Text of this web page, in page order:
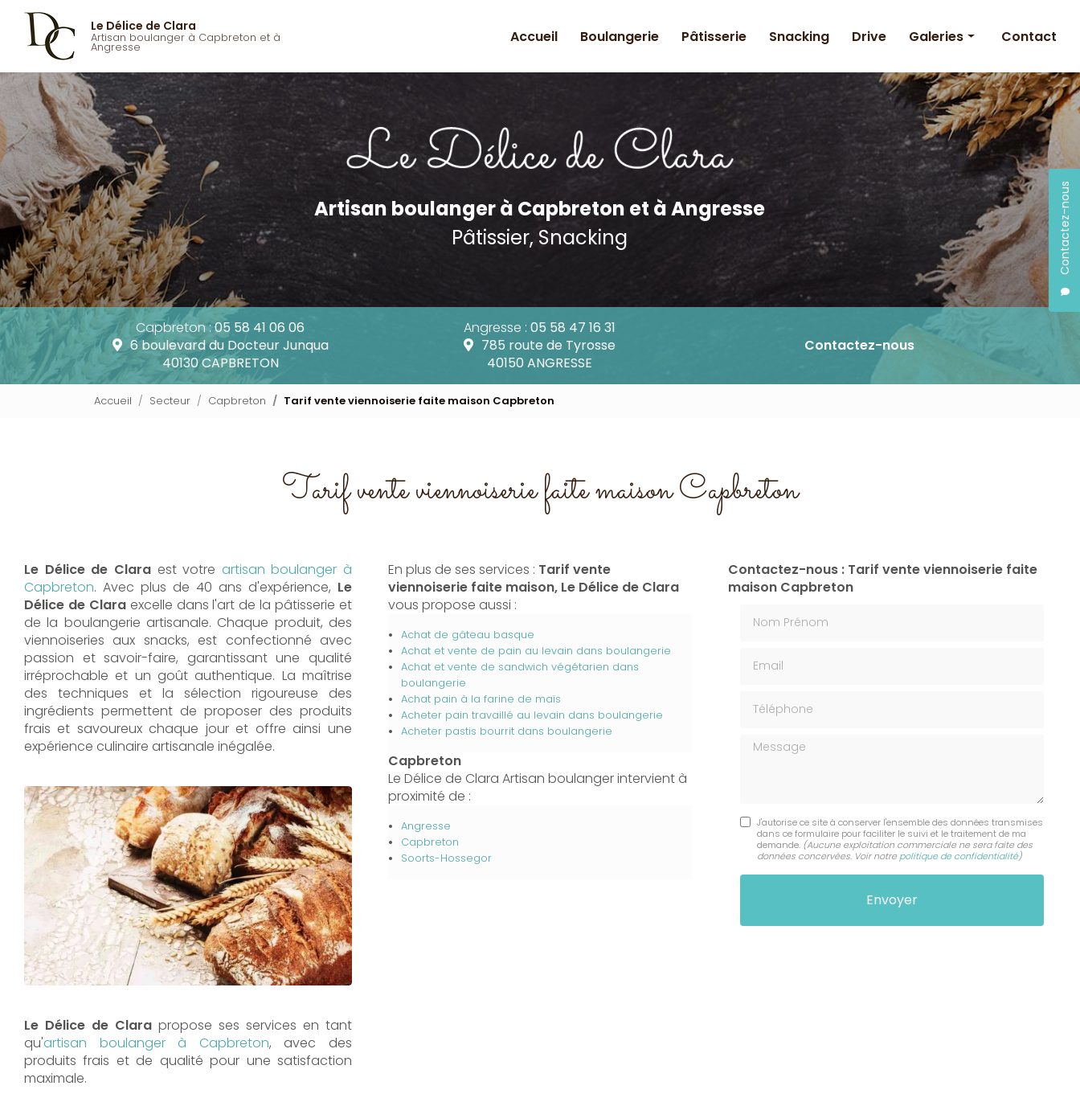
Aller
contenu
principal
Le Délice de Clara
Artisan boulanger à Capbreton et à
Angresse
Contactez-nous
Accueil Boulangerie Pâtisserie Snacking Drive Galeries
Boulangerie
Pâtisserie
Snacking
Contact
Artisan boulangerà Capbreton et à Angresse
Pâtissier, Snacking
Capbreton :05 58 41 06 06
6 boulevard du Docteur Junqua
40130 CAPBRETON
Angresse :05 58 47 16 31
785 route de Tyrosse
40150 ANGRESSE
Contactez-nous
Accueil Secteur Capbreton Tarif vente viennoiserie faite maison Capbreton
Tarif vente viennoiserie faite maison Capbreton
Le Délice de Clara est votre artisan boulanger à
Capbreton. Avec plus de 40 ans d'expérience, Le
Délice de Clara excelle dans l'art de la pâtisserie et
de la boulangerie artisanale. Chaque produit, des
viennoiseries aux snacks, est confectionné avec
passion et savoir-faire, garantissant une qualité
irréprochable et un goût authentique. La maîtrise
des techniques et la sélection rigoureuse des
ingrédients permettent de proposer des produits
frais et savoureux chaque jour et offre ainsi une
expérience culinaire artisanale inégalée.
Le Délice de Clara propose ses services en tant
qu'artisan boulanger à Capbreton, avec des
produits frais et de qualité pour une satisfaction
maximale.
En plus de ses services : Tarif vente
viennoiserie faite maison, Le Délice de Clara
vous propose aussi :
Achat de gâteau basque
Achat et vente de pain au levain dans boulangerie
Achat et vente de sandwich végétarien dans
boulangerie
Achat pain à la farine de maïs
Acheter pain travaillé au levain dans boulangerie
Acheter pastis bourrit dans boulangerie
Capbreton
Le Délice de Clara Artisan boulanger intervient à
proximité de :
Angresse
Capbreton
Soorts-Hossegor
Contactez-nous : Tarif vente viennoiserie faite
maison Capbreton
Message
J'autorise ce site à conserver l'ensemble des données transmises
dans ce formulaire pour faciliter le suivi et le traitement de ma
demande. (Aucune exploitation commerciale ne sera faite des
données concervées. Voir notre politique de confidentialité)